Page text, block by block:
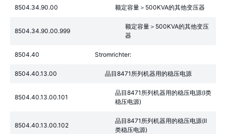
8504.34.90.00 额定容量＞500KVA的其他变压器
8504.34.90.00.999
额定容量＞500KVA的其他变压
器
8504.40 Stromrichter:
8504.40.13.00 品目8471所列机器用的稳压电源
8504.40.13.00.101
品目8471所列机器用的稳压电源(Ⅰ类
稳压电源)
8504.40.13.00.102
品目8471所列机器用的稳压电源(Ⅱ
类稳压电源)